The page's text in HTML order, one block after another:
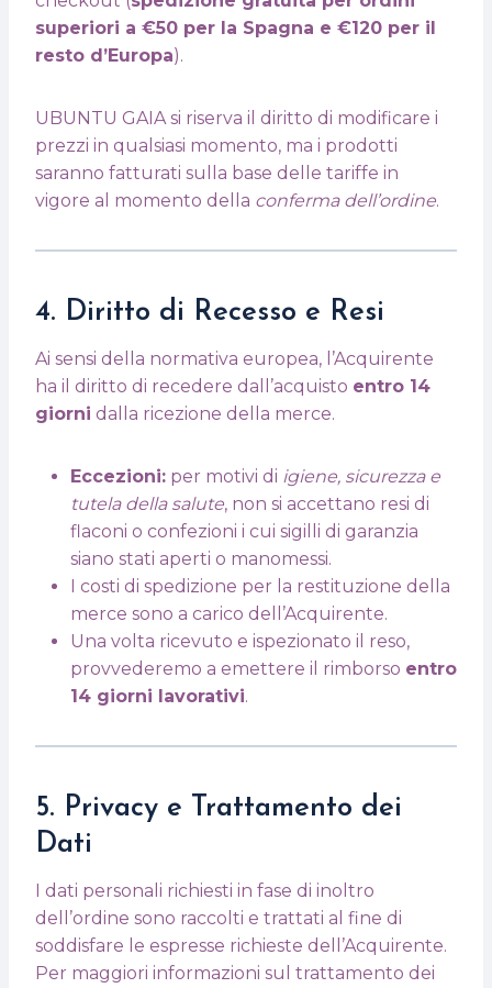
superiori a €50 per la Spagna e €120 per il
resto d’Europa).
UBUNTU GAIA si riserva il diritto di modificare i
prezzi in qualsiasi momento, ma i prodotti
saranno fatturati sulla base delle tariffe in
vigore al momento della conferma dell’ordine.
4. Diritto di Recesso e Resi
Ai sensi della normativa europea, l’Acquirente
ha il diritto di recedere dall’acquisto entro 14
giorni dalla ricezione della merce.
Eccezioni: per motivi di igiene, sicurezza e
tutela della salute, non si accettano resi di
flaconi o confezioni i cui sigilli di garanzia
siano stati aperti o manomessi.
I costi di spedizione per la restituzione della
merce sono a carico dell’Acquirente.
Una volta ricevuto e ispezionato il reso,
provvederemo a emettere il rimborso entro
14 giorni lavorativi.
5. Privacy e Trattamento dei
Dati
I dati personali richiesti in fase di inoltro
dell’ordine sono raccolti e trattati al fine di
soddisfare le espresse richieste dell’Acquirente.
Per maggiori informazioni sul trattamento dei